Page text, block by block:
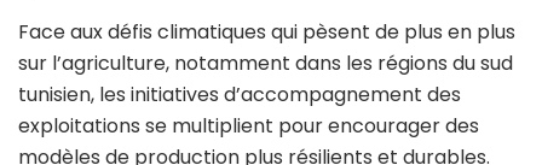
Face aux défis climatiques qui pèsent de plus en plus
sur l’agriculture, notamment dans les régions du sud
tunisien, les initiatives d’accompagnement des
exploitations se multiplient pour encourager des
modèles de production plus résilients et durables.